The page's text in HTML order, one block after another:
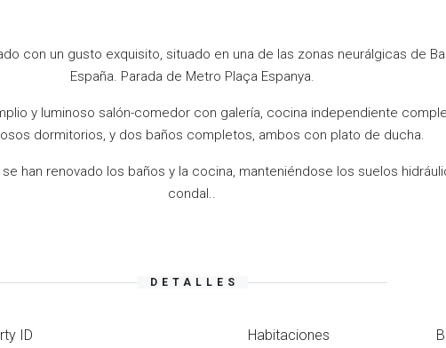
con un gusto exquisito, situado en una de las zonas neurálgicas de
España. Parada de Metro Plaça Espanya.
y luminoso salón-comedor con galería, cocina independiente
dormitorios, y dos baños completos, ambos con plato de ducha.
han renovado los baños y la cocina, manteniéndose los suelos
condal..
DETALLES
ID
Habitaciones